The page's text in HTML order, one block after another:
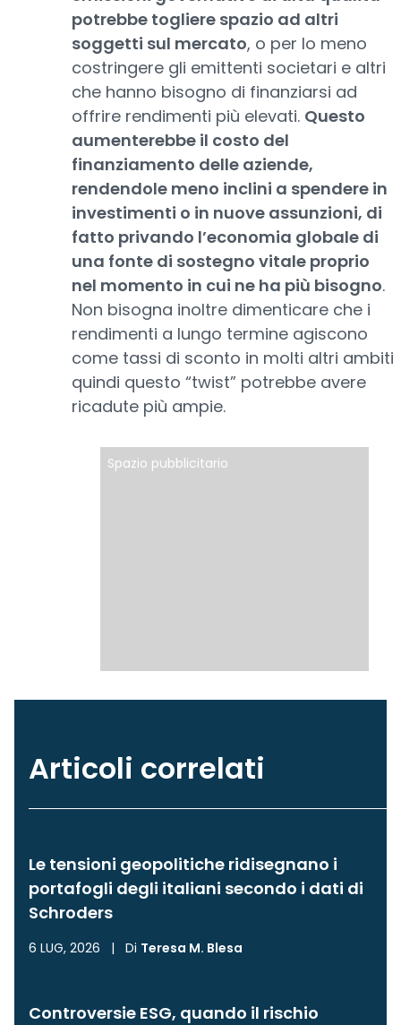
potrebbe togliere spazio ad altri
soggetti sul mercato, o per lo meno
costringere gli emittenti societari e altri
che hanno bisogno di finanziarsi ad
offrire rendimenti più elevati. Questo
aumenterebbe il costo del
finanziamento delle aziende,
rendendole meno inclini a spendere in
investimenti o in nuove assunzioni, di
fatto privando l’economia globale di
una fonte di sostegno vitale proprio
nel momento in cui ne ha più bisogno.
Non bisogna inoltre dimenticare che i
rendimenti a lungo termine agiscono
come tassi di sconto in molti altri ambiti
quindi questo “twist” potrebbe avere
ricadute più ampie.
Spazio pubblicitario
Articoli correlati
Le tensioni geopolitiche ridisegnano i
portafogli degli italiani secondo i dati di
Schroders
6 LUG, 2026 | Di Teresa M. Blesa
Controversie ESG, quando il rischio